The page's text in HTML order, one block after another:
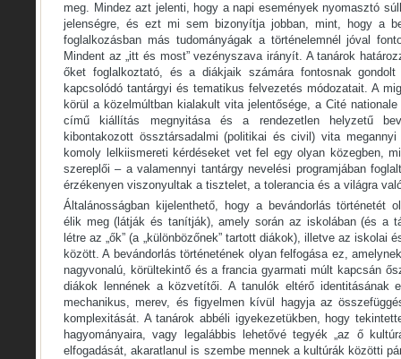
meg. Mindez azt jelenti, hogy a napi események nyomasztó
jelenségre, és ezt mi sem bizonyítja jobban, mint, hogy a
foglalkozásban más tudományágak a történelemnél jóval
Mindent az „itt és most” vezényszava irányít. A tanárok
őket foglalkoztató, és a diákjaik számára fontosnak gondolt
kapcsolódó tantárgyi és tematikus felvezetés módozatait. A
körül a közelmúltban kialakult vita jelentősége, a Cité nationale
című kiállítás megnyitása és a rendezetlen helyzetű
kibontakozott össztársadalmi (politikai és civil) vita
komoly lelkiismereti kérdéseket vet fel egy olyan közegben,
szereplői – a valamennyi tantárgy nevelési programjában
érzékenyen viszonyultak a tisztelet, a tolerancia és a világra
Általánosságban kijelenthető, hogy a bevándorlás történetét
élik meg (látják és tanítják), amely során az iskolában (és a
létre az „ők” (a „különbözőnek” tartott diákok), illetve az iskolai
között. A bevándorlás történetének olyan felfogása ez, amelynek
nagyvonalú, körültekintő és a francia gyarmati múlt kapcsán
diákok lennének a közvetítői. A tanulók eltérő identitásának
mechanikus, merev, és figyelmen kívül hagyja az
komplexitását. A tanárok abbéli igyekezetükben, hogy
hagyományaira, vagy legalábbis lehetővé tegyék „az ő
elfogadását, akaratlanul is szembe mennek a kultúrák közötti